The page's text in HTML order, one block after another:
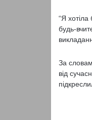
“Я
будь-
За
від